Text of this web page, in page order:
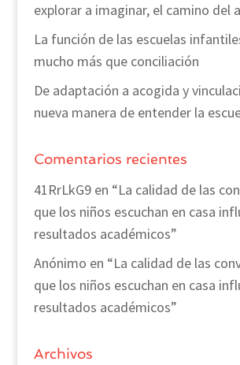
explorar a imaginar, el camino del
La función de las escuelas
mucho más que conciliación
De adaptación a acogida y
nueva manera de entender la
Comentarios recientes
41RrLkG9en “La calidad de las
que los niños escuchan en casa
resultados académicos”
Anónimo en “La calidad de las
que los niños escuchan en casa
resultados académicos”
Archivos